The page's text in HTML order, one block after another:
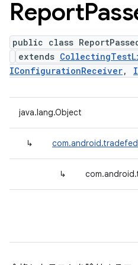
Report
public class
extends
IConfigurationReceiver,
java.lang.Object
↳
↳